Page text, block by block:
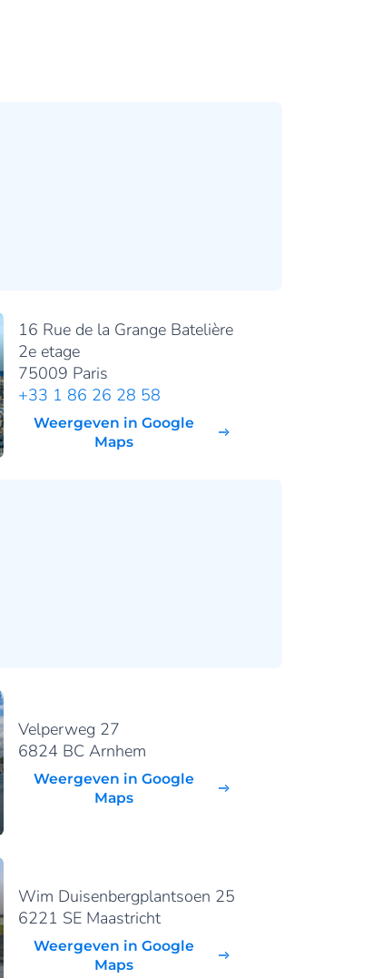
16 Rue de la Grange Batelière
2e etage
75009 Paris
+33 1 86 26 28 58
Weergeven in Google
Maps
Velperweg 27
6824 BC Arnhem
Weergeven in Google
Maps
Wim Duisenbergplantsoen 25
6221 SE Maastricht
Weergeven in Google
Maps